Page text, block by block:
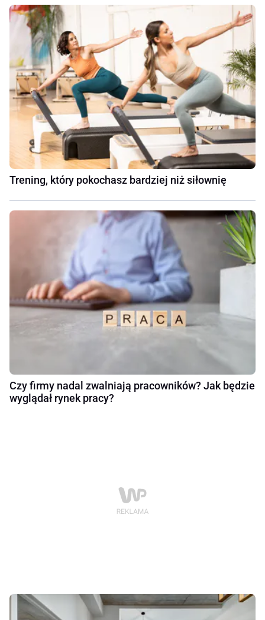
Trening, który pokochasz bardziej niż siłownię
Czy firmy nadal zwalniają pracowników? Jak będzie
wyglądał rynek pracy?